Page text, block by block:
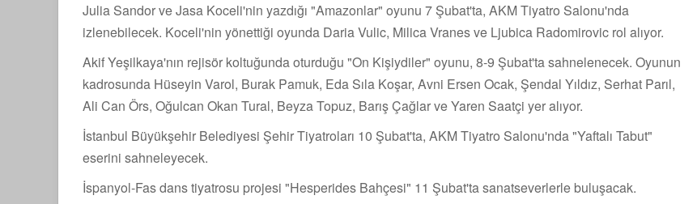
Julia Sandor ve Jasa Koceli'nin yazdığı "Amazonlar" oyunu 7 Şubat'ta, AKM Tiyatro Salonu'nda
izlenebilecek. Koceli'nin yönettiği oyunda Daria Vulic, Milica Vranes ve Ljubica Radomirovic rol alıyor.
Akif Yeşilkaya'nın rejisör koltuğunda oturduğu "On Kişiydiler" oyunu, 8-9 Şubat'ta sahnelenecek. Oyunun
kadrosunda Hüseyin Varol, Burak Pamuk, Eda Sıla Koşar, Avni Ersen Ocak, Şendal Yıldız, Serhat Parıl,
Ali Can Örs, Oğulcan Okan Tural, Beyza Topuz, Barış Çağlar ve Yaren Saatçi yer alıyor.
İstanbul Büyükşehir Belediyesi Şehir Tiyatroları 10 Şubat'ta, AKM Tiyatro Salonu'nda "Yaftalı Tabut"
eserini sahneleyecek.
İspanyol-Fas dans tiyatrosu projesi "Hesperides Bahçesi" 11 Şubat'ta sanatseverlerle buluşacak.
TUZBİBER, EDİNBURGH FRİNGE'DEKİ İLK
GÖSTERİSİNİ DENİZ GÖKTAŞ'LA YAPACAK